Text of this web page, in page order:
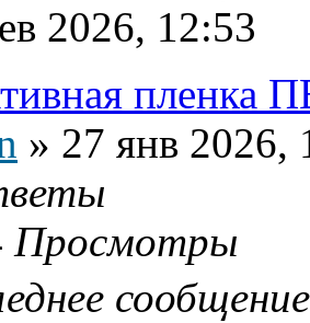
2026, 12:53
пленка
» 27 янв 2026,
Просмотры